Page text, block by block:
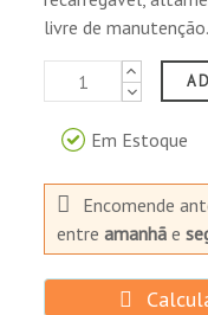
livre de manutenção.
Em Estoque
Encomende
entreamanhã e
(arquivo
Atendem à
IATA/ICAO
como
marítimo.
CFR 171-